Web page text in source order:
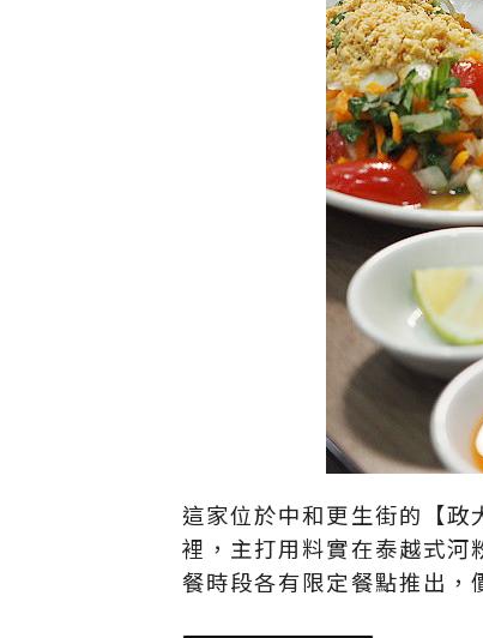
這家位於中和更生街的【政
裡，主打用料實在泰越式河
餐時段各有限定餐點推出